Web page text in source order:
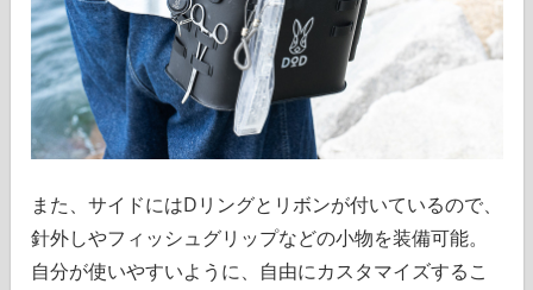
また、サイドにはDリングとリボンが付いているので、
針外しやフィッシュグリップなどの小物を装備可能。
自分が使いやすいように、自由にカスタマイズするこ